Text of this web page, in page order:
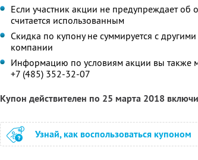
Если участник акции не предупреждает об
считается использованным
Скидка по купону не суммируется с
компании
Информацию по условиям акции вы также
+7 (485) 352-32-07
Купон действителен по 25 марта 2018
Узнай, как воспользоваться купоном